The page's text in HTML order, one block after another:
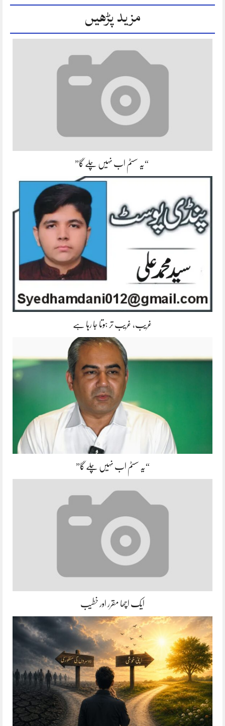
مزید پڑھیں
“یہ سسٹم اب نہیں چلے گا”
غریب، غریب تر ہوتا جا رہا ہے
“یہ سسٹم اب نہیں چلے گا”
ایک اچھا مقرر اور خطیب